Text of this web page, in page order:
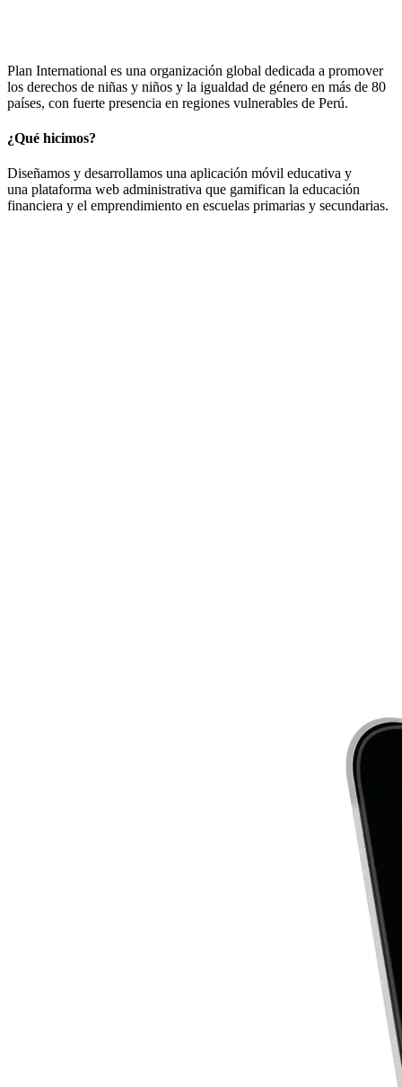
Plan International es una organización global dedicada a promover
los derechos de niñas y niños y la igualdad de género en más de 80
países, con fuerte presencia en regiones vulnerables de Perú.
¿Qué hicimos?
Diseñamos y desarrollamos una aplicación móvil educativa y
una plataforma web administrativa que gamifican la educación
financiera y el emprendimiento en escuelas primarias y secundarias.